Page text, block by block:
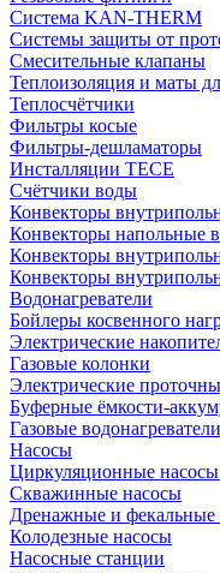
Система KAN-THERM
Системы защиты от
Смесительные клапаны
Теплоизоляция и маты
Теплосчётчики
Фильтры косые
Фильтры-дешламаторы
Инсталляции TECE
Счётчики воды
Конвекторы
Конвекторы напольные
Конвекторы
Конвекторы
Водонагреватели
Бойлеры косвенного
Электрические
Газовые колонки
Электрические
Буферные ёмкости-
Газовые водонагреватели
Насосы
Циркуляционные
Скважинные насосы
Дренажные и фекальные
Колодезные насосы
Насосные станции